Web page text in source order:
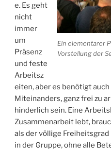
Ein elementarer
Vorstellung der
e. Es geht
nicht
immer
um
Präsenz
und feste
Arbeitsz
eiten, aber es benötigt
Miteinanders, ganz frei zu
hinderlich sein. Eine
Zusammenarbeit lebt,
als der völlige
in der Gruppe, ohne alle